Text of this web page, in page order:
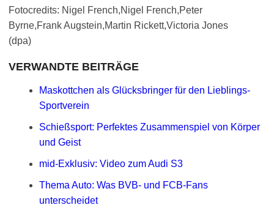
Fotocredits: Nigel French,Nigel French,Peter
Byrne,Frank Augstein,Martin Rickett,Victoria Jones
(dpa)
VERWANDTE BEITRÄGE
Maskottchen als Glücksbringer für den Lieblings-
Sportverein
Schießsport: Perfektes Zusammenspiel von Körper
und Geist
mid-Exklusiv: Video zum Audi S3
Thema Auto: Was BVB- und FCB-Fans
unterscheidet